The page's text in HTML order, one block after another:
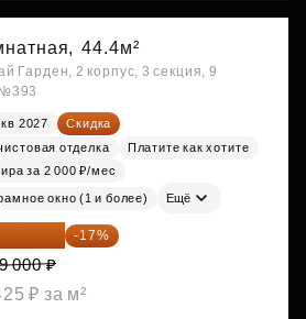
44.4м²
Гарден, 2 корпус, 3 секция, 9
кв 2027
Скидка
отделка
Платите как хотите
за 2 000 ₽/мес
окно (1 и более) Ещё
470 ₽ -17%
000 ₽
₽ за м²